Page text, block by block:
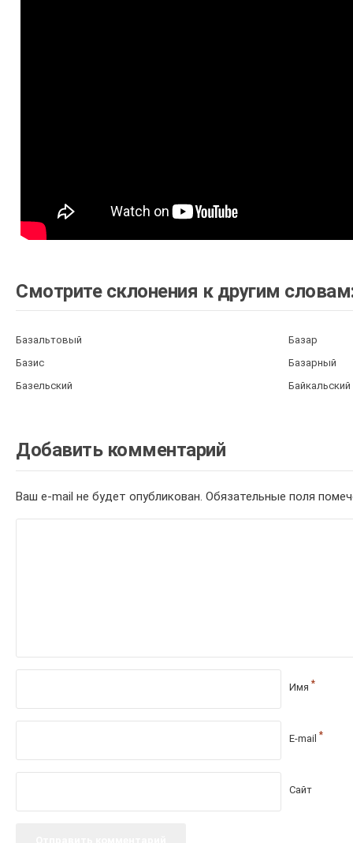
Смотрите склонения к другим
Базальтовый
Базар
Базис
Базарный
Базельский
Байкальский
Добавить комментарий
Ваш e-mail не будет опубликован. Обязательные поля
Имя *
E-mail *
Сайт